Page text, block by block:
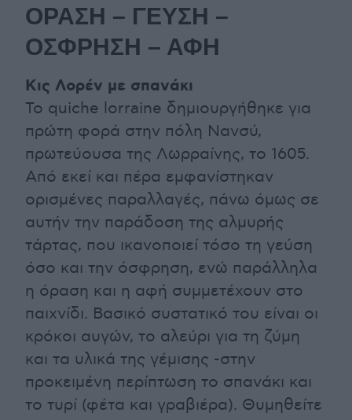
ΟΡΑΣΗ – ΓΕΥΣΗ –
ΟΣΦΡΗΣΗ – ΑΦΗ
Κις Λορέν με σπανάκι
Το quiche lorraine δημιουργήθηκε για
πρώτη φορά στην πόλη Νανσύ,
πρωτεύουσα της Λωρραίνης, το 1605.
Από εκεί και πέρα εμφανίστηκαν
ορισμένες παραλλαγές, πάνω όμως σε
αυτήν την παράδοση της αλμυρής
τάρτας, που ικανοποιεί τόσο τη γεύση
όσο και την όσφρηση, ενώ παράλληλα
η όραση και η αφή συμμετέχουν στο
παιχνίδι. Βασικό συστατικό του είναι οι
κρόκοι αυγών, το αλεύρι για τη ζύμη
και τα υλικά της γέμισης -στην
προκειμένη περίπτωση το σπανάκι και
το τυρί (φέτα και γραβιέρα). Θυμηθείτε